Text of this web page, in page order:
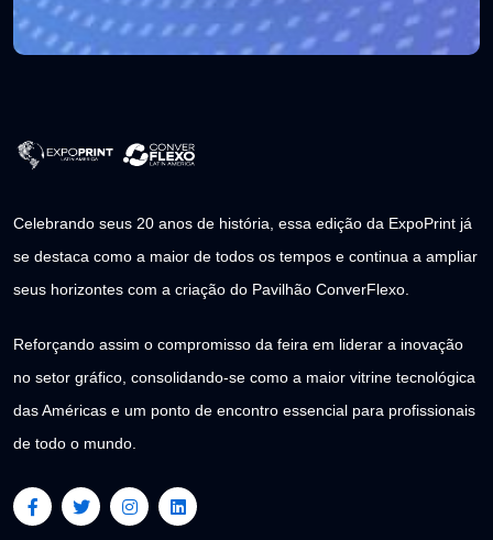
Celebrando seus 20 anos de história, essa edição da ExpoPrint já
se destaca como a maior de todos os tempos e continua a ampliar
seus horizontes com a criação do Pavilhão ConverFlexo.
Reforçando assim o compromisso da feira em liderar a inovação
no setor gráfico, consolidando-se como a maior vitrine tecnológica
das Américas e um ponto de encontro essencial para profissionais
de todo o mundo.